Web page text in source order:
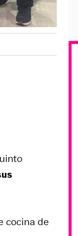
cocina de